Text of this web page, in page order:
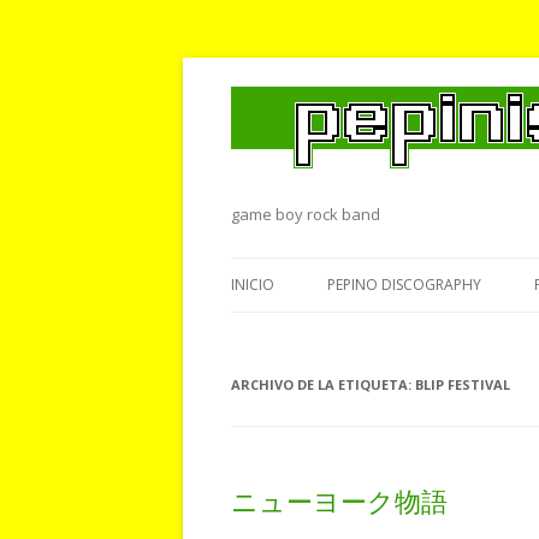
game boy rock band
INICIO PEPINO DISCOGRAPHY
ARCHIVO DE LA ETIQUETA: BLIP FESTIVAL
ニューヨーク物語